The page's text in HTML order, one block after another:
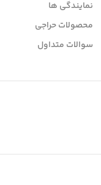
نمایندگی ها
محصولات حراجی
سوالات متداول